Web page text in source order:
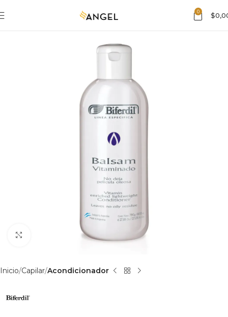
0 $
Haga clic para ampliar
Inicio Capilar Acondicionador